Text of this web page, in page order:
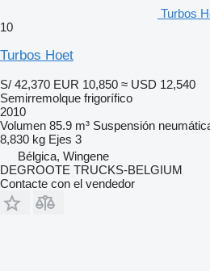
Turbos
10
Turbos Hoet
S/ 42,370 EUR 10,850 ≈ USD 12,540
Semirremolque frigorífico
2010
Volumen 85.9 m³ Suspensión
8,830 kg Ejes 3
Bélgica, Wingene
DEGROOTE TRUCKS-BELGIUM
Contacte con el vendedor